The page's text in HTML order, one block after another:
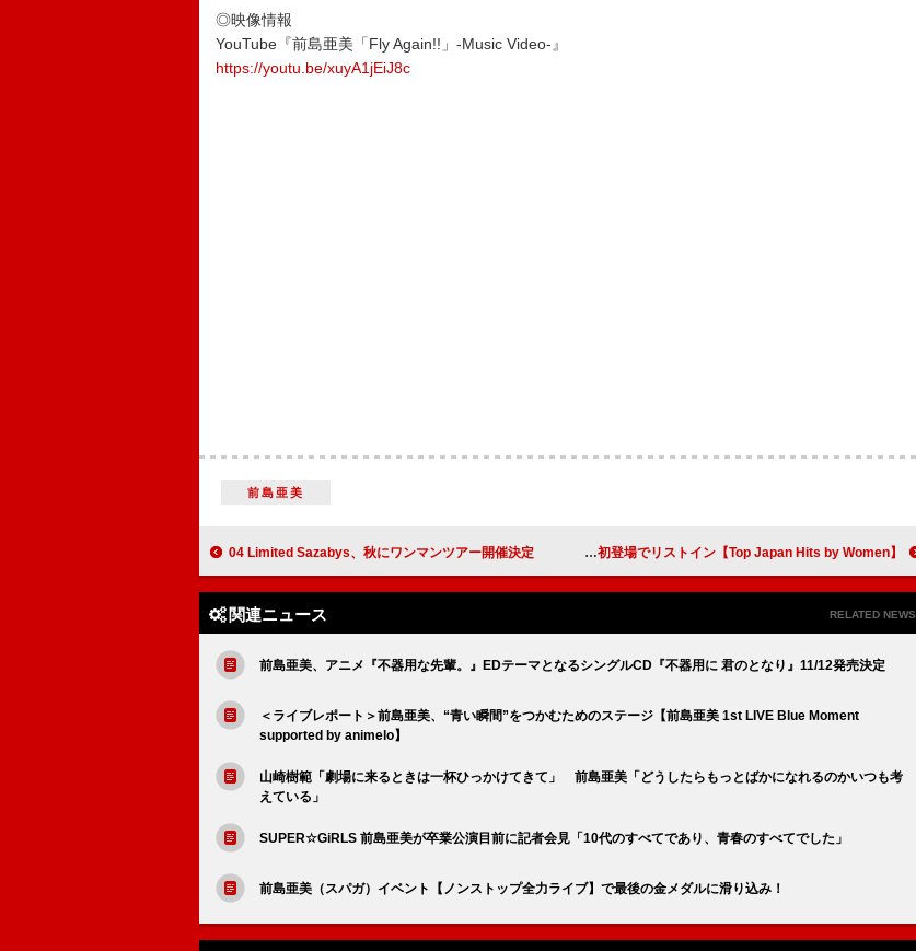
◎映像情報
YouTube『前島亜美「Fly Again!!」-Music Video-』
https://youtu.be/xuyA1jEiJ8c
前島亜美
04 Limited Sazabys、秋にワンマンツアー開催決定 【Top Japan Hits by Women】SWEET STEADY「SWEET STEP」など初登場でリストイン
関連ニュース RELATED NEWS
前島亜美、アニメ『不器用な先輩。』EDテーマとなるシングルCD『不器用に 君のとなり』11/12発売決定
＜ライブレポート＞前島亜美、“青い瞬間”をつかむためのステージ【前島亜美 1st LIVE Blue Moment
supported by animelo】
山崎樹範「劇場に来るときは一杯ひっかけてきて」 前島亜美「どうしたらもっとばかになれるのかいつも考
えている」
SUPER☆GiRLS 前島亜美が卒業公演目前に記者会見「10代のすべてであり、青春のすべてでした」
前島亜美（スパガ）イベント【ノンストップ全力ライブ】で最後の金メダルに滑り込み！